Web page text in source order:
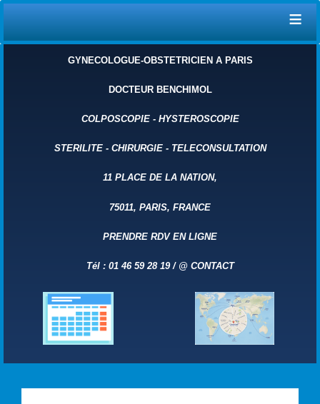
≡
GYNECOLOGUE-OBSTETRICIEN A PARIS
DOCTEUR BENCHIMOL
COLPOSCOPIE- HYSTEROSCOPIE
STERILITE- CHIRURGIE- TELECONSULTATION
11 PLACE DE LA NATION,
75011, PARIS, FRANCE
PRENDRE RDV EN LIGNE
Tél : 01 46 59 28 19 / @ CONTACT